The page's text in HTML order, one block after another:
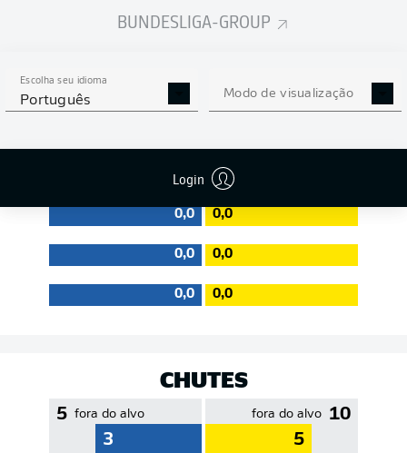
BUNDESLIGA-GROUP
Escolha seu idioma
Português Modo de visualização
Login
433
85 % Precisão 85 %
EFICIÊNCIA DE PASSES
0,0 0,0
0,0 0,0
0,0 0,0
CHUTES
5 fora do alvo
3
10
fora do alvo
5